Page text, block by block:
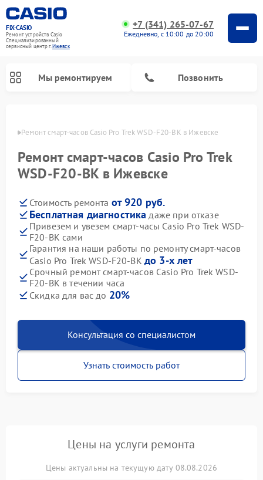
FIX-CASIO
Ремонт устройств Casio
Специализированный
cервисный центр г.Ижевск
+7 (341) 265-07-67
Ежедневно, с 10:00 до 20:00
Мы ремонтируем Позвонить
Ремонт смарт-часов Casio Pro Trek WSD-F20-BK в Ижевске
Ремонт смарт-часов Casio Pro Trek
WSD-F20-BK в Ижевске
Стоимость ремонта от 920 руб.
Бесплатная диагностика даже при отказе
Привезем и увезем смарт-часы Casio Pro Trek WSD-
F20-BK сами
Гарантия на наши работы по ремонту смарт-часов
Casio Pro Trek WSD-F20-BK до 3-х лет
Срочный ремонт смарт-часов Casio Pro Trek WSD-
F20-BK в течении часа
Скидка для вас до 20%
Консультация со специалистом
Узнать стоимость работ
Цены на услуги ремонта
Цены актуальны на текущую дату 08.08.2026